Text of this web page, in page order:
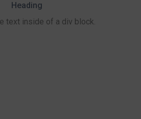
Heading
text inside of a div block.